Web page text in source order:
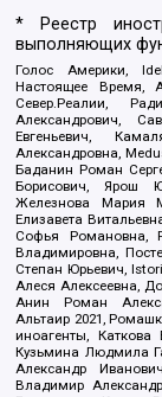
* Реестр
выполняющих
Голос Америки,
Настоящее Время,
Север.Реалии,
Александрович,
Евгеньевич,
Александровна,
Баданин Роман
Борисович, Ярош
Железнова Мария
Елизавета
Софья Романовна,
Владимировна,
Степан Юрьевич,
Алеся Алексеевна,
Анин Роман
Альтаир 2021,
иноагенты,
Кузьмина Людмила
Александр
Владимир